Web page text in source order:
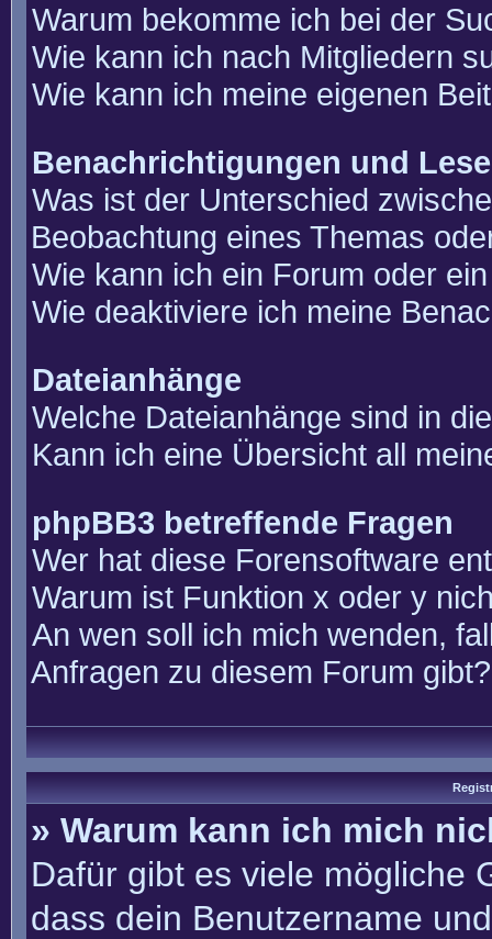
Warum bekomme ich bei der
Wie kann ich nach Mitgliedern
Wie kann ich meine eigenen
Benachrichtigungen und
Was ist der Unterschied
Beobachtung eines Themas
Wie kann ich ein Forum oder
Wie deaktiviere ich meine
Dateianhänge
Welche Dateianhänge sind in
Kann ich eine Übersicht all
phpBB3 betreffende Fragen
Wer hat diese Forensoftware
Warum ist Funktion x oder y
An wen soll ich mich wenden,
Anfragen zu diesem Forum gibt?
» Warum kann ich mich
Dafür gibt es viele mögliche
dass dein Benutzername